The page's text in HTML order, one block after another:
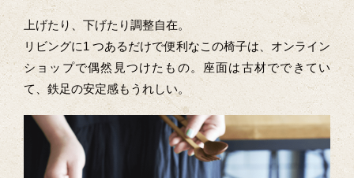
上げたり、下げたり調整自在。
リビングに1 つあるだけで便利なこの椅子は、オンライン
ショップで偶然見つけたもの。座面は古材でできてい
て、鉄足の安定感もうれしい。